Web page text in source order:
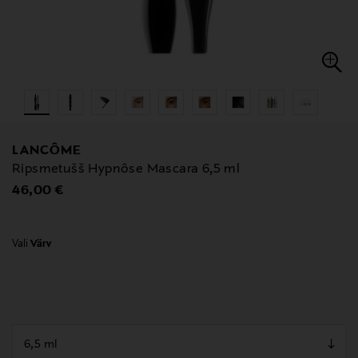
LANCÔME
Ripsmetušš Hypnôse Mascara 6,5 ml
Original Price
46,00 €
Vali Värv